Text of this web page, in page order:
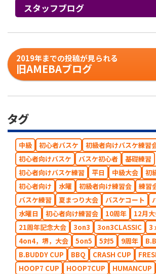
スタッフブログ
2019年までの投稿が見られる
旧AMEBAブログ
タグ
中級 初心者バスケ
初級者向けバスケ練習
初心者向けバスケ
バスケ初心者
基礎練習
初心者向けバスケ練習
平日 中級大会 初
初心者向け
水曜 初級者向け練習会 練習
バスケ練習
夏まつり大会 バスケコート
水曜日
初心者向け練習会 10周年 12月
21周年記念大会
3on3 3on3CLASSIC 3
4on4，堺，大会
5on5 5対5 9周年
B.BUDDY CUP
BBQ CRASH CUP
HOOP7 CUP
HOOP7CUP HUMANCUP